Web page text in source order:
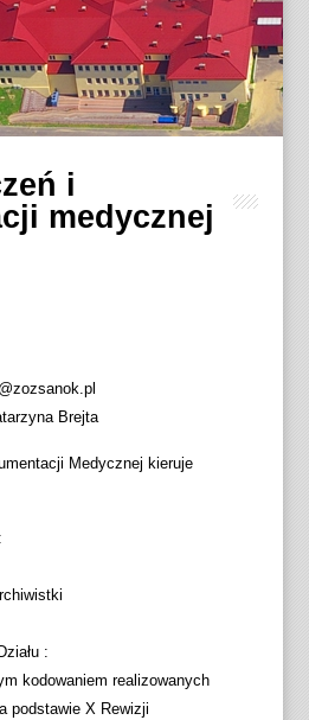
i
medycznej
Brejta
Medycznej kieruje
:
kodowaniem realizowanych
podstawie X Rewizji